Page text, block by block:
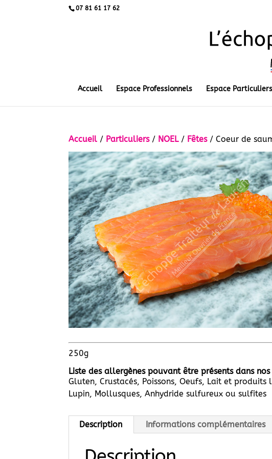
07 81 61 17 62
Accueil Espace Professionnels Espace Particuliers
Accueil / Particuliers/ NOEL/ Fêtes/ Coeur de
250g
Liste des allergènes pouvant être présents dans
Gluten, Crustacés, Poissons, Oeufs, Lait et
Lupin, Mollusques, Anhydride sulfureux ou sulfites
Description Informations complémentaires